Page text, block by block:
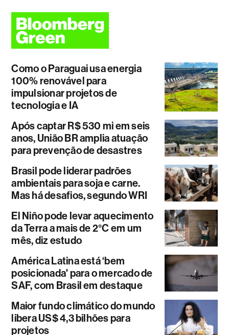
Como o Paraguai usa energia
100% renovável para
impulsionar projetos de
tecnologia e IA
Após captar R$ 530 mi em seis
anos, União BR amplia atuação
para prevenção de desastres
Brasil pode liderar padrões
ambientais para soja e carne.
Mas há desafios, segundo WRI
El Niño pode levar aquecimento
da Terra a mais de 2°C em um
mês, diz estudo
América Latina está ‘bem
posicionada' para o mercado de
SAF, com Brasil em destaque
Maior fundo climático do mundo
libera US$ 4,3 bilhões para
projetos